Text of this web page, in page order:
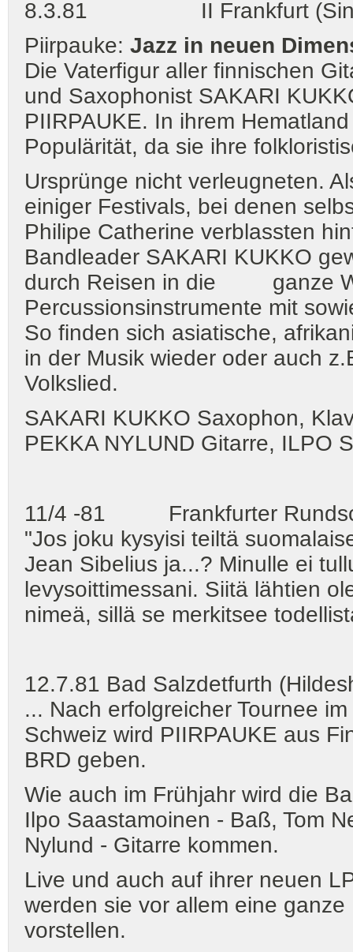
8.3.81 II Frankfurt
Piirpauke: Jazz in neuen
Die Vaterfigur aller finnischen
und Saxophonist SAKARI
PIIRPAUKE. In ihrem
Populärität, da sie ihre
Ursprünge nicht verleugneten.
einiger Festivals, bei denen
Philipe Catherine verblassten
Bandleader SAKARI KUKKO
durch Reisen in die ganze
Percussionsinstrumente mit
So finden sich asiatische,
in der Musik wieder oder auch
Volkslied.
SAKARI KUKKO Saxophon,
PEKKA NYLUND Gitarre, ILPO
11/4 -81 Frankfurter
"Jos joku kysyisi teiltä
Jean Sibelius ja...? Minulle ei
levysoittimessani. Siitä lähtien
nimeä, sillä se merkitsee
12.7.81 Bad Salzdetfurth
... Nach erfolgreicher Tournee
Schweiz wird PIIRPAUKE aus
BRD geben.
Wie auch im Frühjahr wird die
Ilpo Saastamoinen - Baß, Tom
Nylund - Gitarre kommen.
Live und auch auf ihrer neuen
werden sie vor allem eine
vorstellen.